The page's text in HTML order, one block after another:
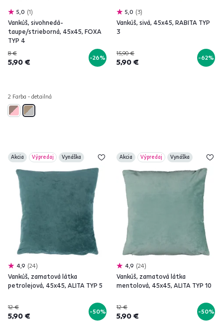
5,0 1
Vankúš, sivohnedá-
taupe/strieborná, 45x45, FOXA
TYP 4
8 €
5,90 € -26%
2 Farba - detailná
5,0 3
Vankúš, sivá, 45x45, RABITA TYP
3
15,90 €
5,90 € -62%
Akcia Výpredaj Vynáška
4,9 24
Vankúš, zamatová látka
petrolejová, 45x45, ALITA TYP 5
12 €
5,90 € -50%
Akcia Výpredaj Vynáška
4,9 24
Vankúš, zamatová látka
mentolová, 45x45, ALITA TYP 10
12 €
5,90 € -50%